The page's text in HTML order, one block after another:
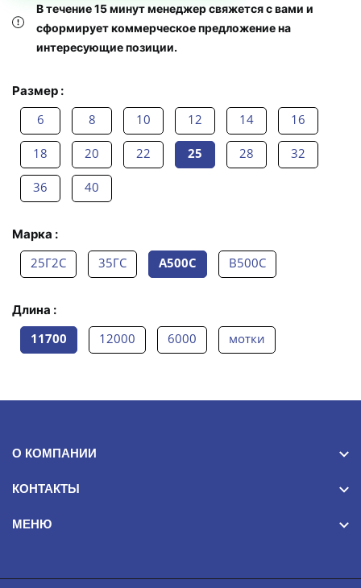
В течение 15 минут менеджер свяжется с вами и
сформирует коммерческое предложение на
интересующие позиции.
Размер :
6 8 10 12 14 16
18 20 22 25 28 32
36 40
Марка :
25Г2С 35ГС А500С В500С
Длина :
11700 12000 6000 мотки
О КОМПАНИИ
КОНТАКТЫ
МЕНЮ